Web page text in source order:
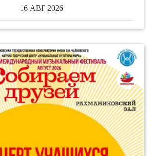
16 АВГ 2026